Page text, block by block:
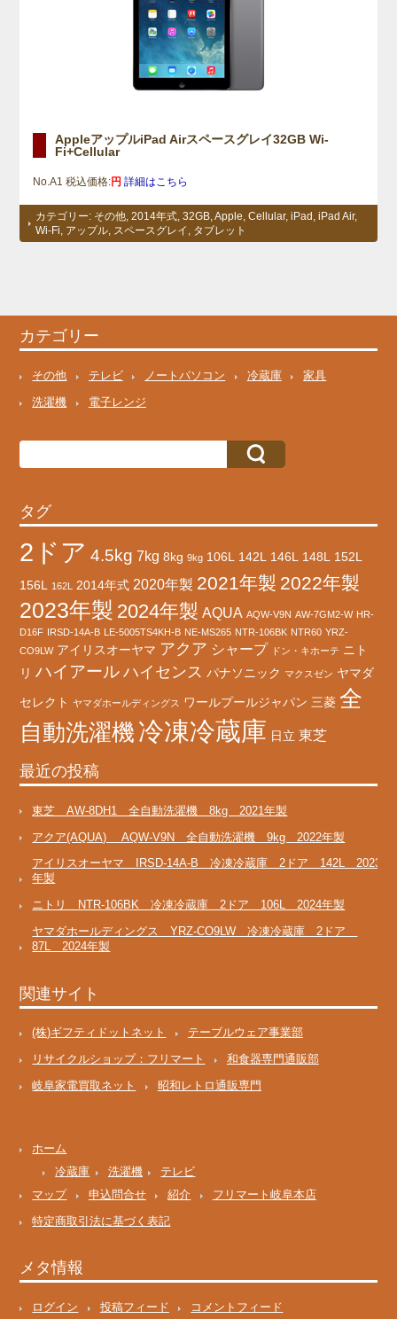
AppleアップルiPad Airスペースグレイ32GB Wi-
Fi+Cellular
No.A1 税込価格:円 詳細はこちら
カテゴリー: その他 ,2014年式 ,32GB ,Apple ,Cellular,iPad ,iPad Air,
Wi-Fi
アップル スペースグレイ タブレット
カテゴリー
その他 テレビ ノートパソコン 冷蔵庫
家具
洗濯機
電子レンジ
タグ
2ドア 4.5kg 7kg 8kg 9kg 106L 142L 146L 148L
152L
156L
162L 2014年式 2020年製 2021年製 2022年製
2023年製 2024年製 AQUA AQW-V9N AW-7GM2-W HR-
D16F IRSD-14A-B LE-5005TS4KH-B NE-MS265 NTR-106BK NTR60 YRZ-
CO9LW アイリスオーヤマ アクア シャープ ドン・キホーテ ニト
リ ハイアール ハイセンス パナソニック マクスゼン ヤマダ
セレクト ヤマダホールディングス ワールプールジャパン 三菱 全
自動洗濯機 冷凍冷蔵庫 日立 東芝
最近の投稿
東芝 AW-8DH1 全自動洗濯機 8kg 2021年製
アクア(AQUA) AQW-V9N 全自動洗濯機 9kg 2022年製
アイリスオーヤマ IRSD-14A-B 冷凍冷蔵庫 2ドア 142L 2023
年製
ニトリ NTR-106BK 冷凍冷蔵庫 2ドア 106L 2024年製
ヤマダホールディングス YRZ-CO9LW 冷凍冷蔵庫 2ドア
87L 2024年製
関連サイト
(株)ギフティドットネット
テーブルウェア事業部
リサイクルショップ：フリマート
和食器専門通販部
岐阜家電買取ネット
昭和レトロ通販専門
ホーム
冷蔵庫
洗濯機
テレビ
マップ
申込問合せ 紹介
フリマート岐阜本店
特定商取引法に基づく表記
メタ情報
ログイン 投稿フィード コメントフィード